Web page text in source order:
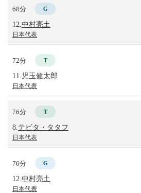
68分 G
12. 中村亮土
日本代表
72分 T
11. 児玉健太郎
日本代表
76分 T
8. テビタ・タタフ
日本代表
76分 G
12. 中村亮土
日本代表